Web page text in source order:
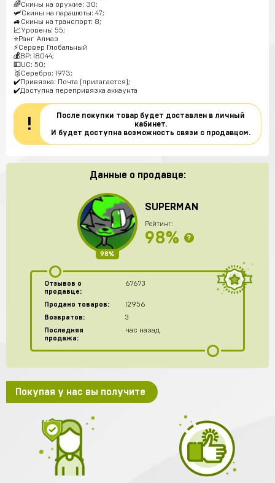
🌈Скины на оружие: 30;
🛩Скины на парашюты: 47;
🚙Скины на транспорт: 8;
📈Уровень: 55;
⭐️Ранг Алмаз
⚡Сервер Глобальный
💰BP: 18044;
💵UC: 50;
🥈Серебро: 1973;
✔️Привязка: Почта (прилагается);
✔️Доступна перепривязка аккаунта
!
После покупки товар будет доставлен в личный
кабинет.
И будет доступна возможность связи с продавцом.
Данные о продавце:
98%
SUPERMAN
Рейтинг:
98% ?
Отзывов о
продавце:
67673
Продано товаров:
12956
Возвратов:
3
Последняя
продажа:
час назад
Покупая у нас вы получите